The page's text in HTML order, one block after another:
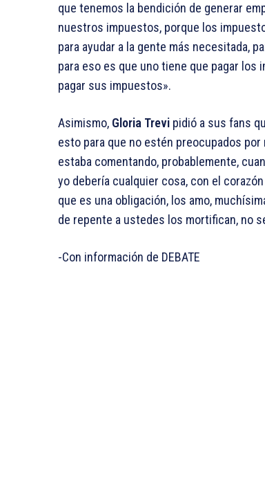
que tenemos la bendición de generar
nuestros impuestos, porque los
para ayudar a la gente más necesitada,
para eso es que uno tiene que pagar
pagar sus impuestos».
Asimismo, Gloria Trevi pidió a sus fans
esto para que no estén preocupados
estaba comentando, probablemente,
yo debería cualquier cosa, con el
que es una obligación, los amo,
de repente a ustedes los mortifican, no
-Con información de DEBATE